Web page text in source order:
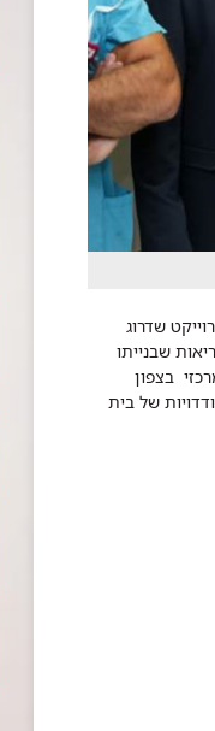
שדרוג
שבנייתו
בצפון
של בית